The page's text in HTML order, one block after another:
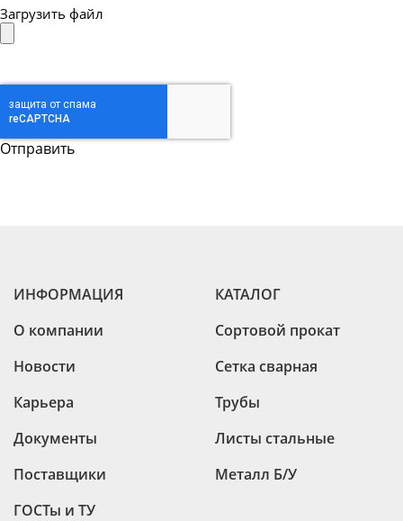
Загрузить файл
ИНФОРМАЦИЯ
О компании
Новости
Карьера
Документы
Поставщики
ГОСТы и ТУ
КАТАЛОГ
Сортовой прокат
Сетка сварная
Трубы
Листы стальные
Металл Б/У